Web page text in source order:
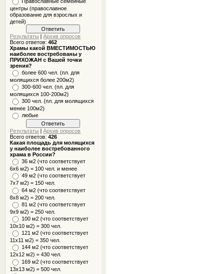
центры (православное
образование для взрослых и
детей)
Результаты |Архив опросов
Всего ответов:462
Храмы какой ВМЕСТИМОСТЬЮ
наиболее востребованы у
ПРИХОЖАН с Вашей точки
зрения?
более 600 чел. (пл. для
молящихся более 200м2)
300-600 чел. (пл. для
молящихся 100-200м2)
300 чел. (пл. для молящихся
менее 100м2)
любые
Результаты |Архив опросов
Всего ответов:426
Какая площадь для молящихся
у наиболее востребованного
храма в России?
36 м2 (что соответствует
6x6 м2) = 100 чел. и менее
49 м2 (что соответствует
7x7 м2) = 150 чел.
64 м2 (что соответствует
8x8 м2) = 200 чел.
81 м2 (что соответствует
9х9 м2) = 250 чел.
100 м2 (что соответствует
10x10 м2) = 300 чел.
121 м2 (что соответствует
11х11 м2) = 350 чел.
144 м2 (что соответствует
12х12 м2) = 430 чел.
169 м2 (что соответствует
13х13 м2) = 500 чел.